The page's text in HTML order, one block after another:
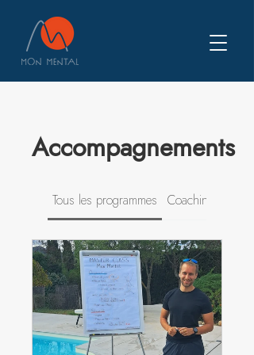
Accompagnements
Tous les programmes Coaching de